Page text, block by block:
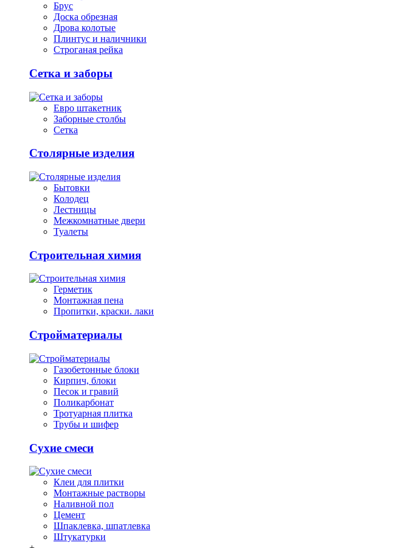
Брус
Доска обрезная
Дрова колотые
Плинтус и наличники
Строганая рейка
Сетка и заборы
Евро штакетник
Заборные столбы
Сетка
Столярные изделия
Бытовки
Колодец
Лестницы
Межкомнатные двери
Туалеты
Строительная химия
Герметик
Монтажная пена
Пропитки, краски. лаки
Стройматериалы
Газобетонные блоки
Кирпич, блоки
Песок и гравий
Поликарбонат
Тротуарная плитка
Трубы и шифер
Сухие смеси
Клеи для плитки
Монтажные растворы
Наливной пол
Цемент
Шпаклевка, шпатлевка
Штукатурки